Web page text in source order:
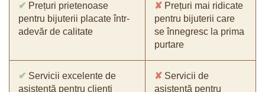
✔ Prețuri prietenoase
pentru bijuterii placate într-
adevăr de calitate
✘ Prețuri mai ridicate
pentru bijuterii care
se înnegresc la prima
purtare
✔ Servicii excelente de
asistență pentru clienți
✘ Servicii de
asistență pentru